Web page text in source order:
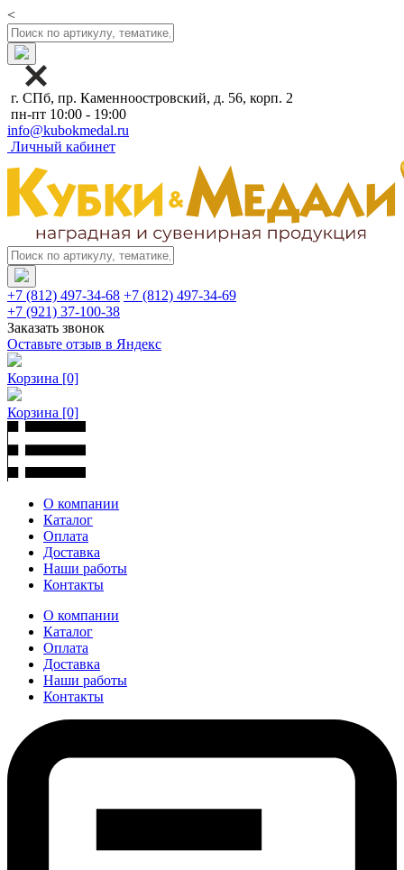
<
г. СПб, пр. Каменноостровский, д. 56, корп. 2
пн-пт 10:00 - 19:00
info@kubokmedal.ru
Личный кабинет
+7 (812) 497-34-68 +7 (812) 497-34-69
+7 (921) 37-100-38
Заказать звонок
Оставьте отзыв в Яндекс
Корзина [0]
Корзина [0]
О компании
Каталог
Оплата
Доставка
Наши работы
Контакты
О компании
Каталог
Оплата
Доставка
Наши работы
Контакты